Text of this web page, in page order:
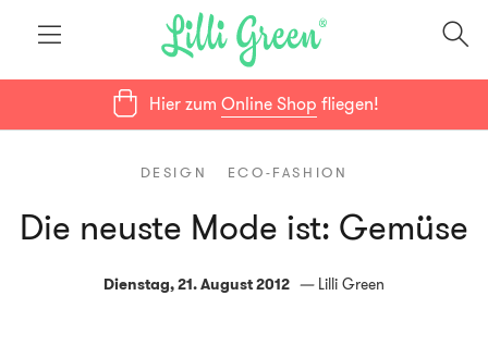
Hier zumOnline Shop fliegen!
DESIGN ECO-FASHION
Die neuste Mode ist: Gemüse
Dienstag, 21. August 2012 Lilli Green